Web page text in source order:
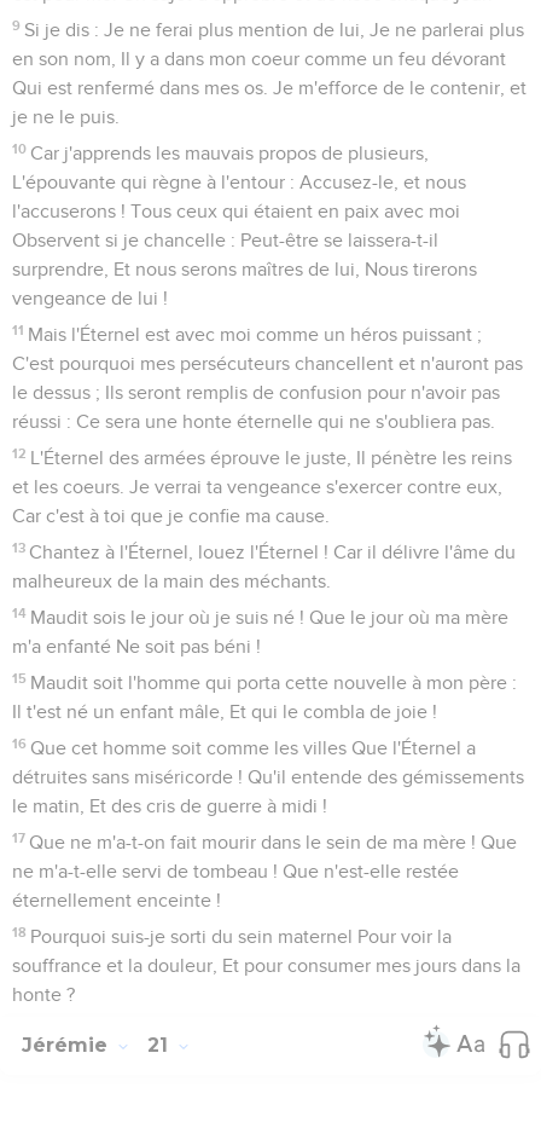
9 Si je dis : Je ne ferai plus mention de lui, Je ne parlerai plus
en son nom, Il y a dans mon coeur comme un feu dévorant
Qui est renfermé dans mes os. Je m'efforce de le contenir, et
je ne le puis.
10 Car j'apprends les mauvais propos de plusieurs,
L'épouvante qui règne à l'entour : Accusez-le, et nous
l'accuserons ! Tous ceux qui étaient en paix avec moi
Observent si je chancelle : Peut-être se laissera-t-il
surprendre, Et nous serons maîtres de lui, Nous tirerons
vengeance de lui !
11 Mais l'Éternel est avec moi comme un héros puissant ;
C'est pourquoi mes persécuteurs chancellent et n'auront pas
le dessus ; Ils seront remplis de confusion pour n'avoir pas
réussi : Ce sera une honte éternelle qui ne s'oubliera pas.
12 L'Éternel des armées éprouve le juste, Il pénètre les reins
et les coeurs. Je verrai ta vengeance s'exercer contre eux,
Car c'est à toi que je confie ma cause.
13 Chantez à l'Éternel, louez l'Éternel ! Car il délivre l'âme du
malheureux de la main des méchants.
14 Maudit sois le jour où je suis né ! Que le jour où ma mère
m'a enfanté Ne soit pas béni !
15 Maudit soit l'homme qui porta cette nouvelle à mon père :
Il t'est né un enfant mâle, Et qui le combla de joie !
16 Que cet homme soit comme les villes Que l'Éternel a
détruites sans miséricorde ! Qu'il entende des gémissements
le matin, Et des cris de guerre à midi !
17 Que ne m'a-t-on fait mourir dans le sein de ma mère ! Que
ne m'a-t-elle servi de tombeau ! Que n'est-elle restée
éternellement enceinte !
18 Pourquoi suis-je sorti du sein maternel Pour voir la
souffrance et la douleur, Et pour consumer mes jours dans la
honte ?
Jérémie 21